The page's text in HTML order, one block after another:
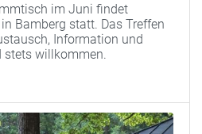
im Juni findet
Bamberg statt. Das Treffen
Information und
stets willkommen.